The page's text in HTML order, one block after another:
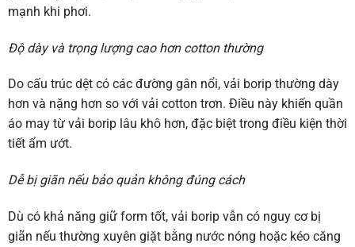
mạnh khi phơi.
Độ dày và trọng lượng cao hơn cotton thường
Do cấu trúc dệt có các đường gân nổi, vải borip thường dày
hơn và nặng hơn so với vải cotton trơn. Điều này khiến quần
áo may từ vải borip lâu khô hơn, đặc biệt trong điều kiện thời
tiết ẩm ướt.
Dễ bị giãn nếu bảo quản không đúng cách
Dù có khả năng giữ form tốt, vải borip vẫn có nguy cơ bị
giãn nếu thường xuyên giặt bằng nước nóng hoặc kéo căng